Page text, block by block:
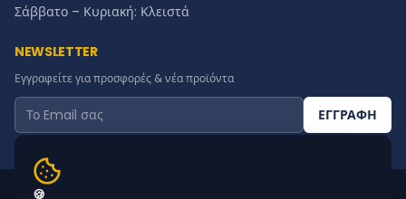
Σάββατο – Κυριακή: Κλειστά
NEWSLETTER
Εγγραφείτε για προσφορές & νέα προϊόντα
ΕΓΓΡΑΦΗ
🍪